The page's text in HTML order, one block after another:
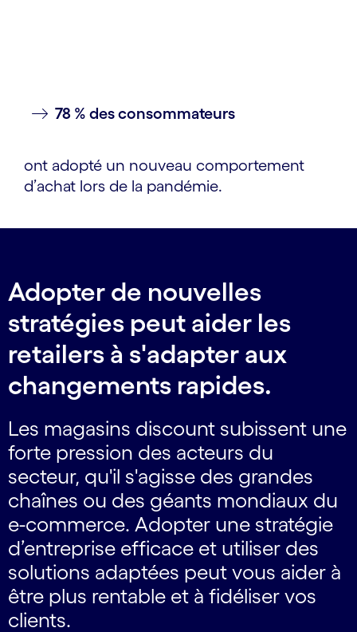
78 % des consommateurs
ont adopté un nouveau comportement
d’achat lors de la pandémie.
Adopter de nouvelles
stratégies peut aider les
retailers à s'adapter aux
changements rapides.
Les magasins discount subissent une
forte pression des acteurs du
secteur, qu'il s'agisse des grandes
chaînes ou des géants mondiaux du
e-commerce. Adopter une stratégie
d’entreprise efficace et utiliser des
solutions adaptées peut vous aider à
être plus rentable et à fidéliser vos
clients.